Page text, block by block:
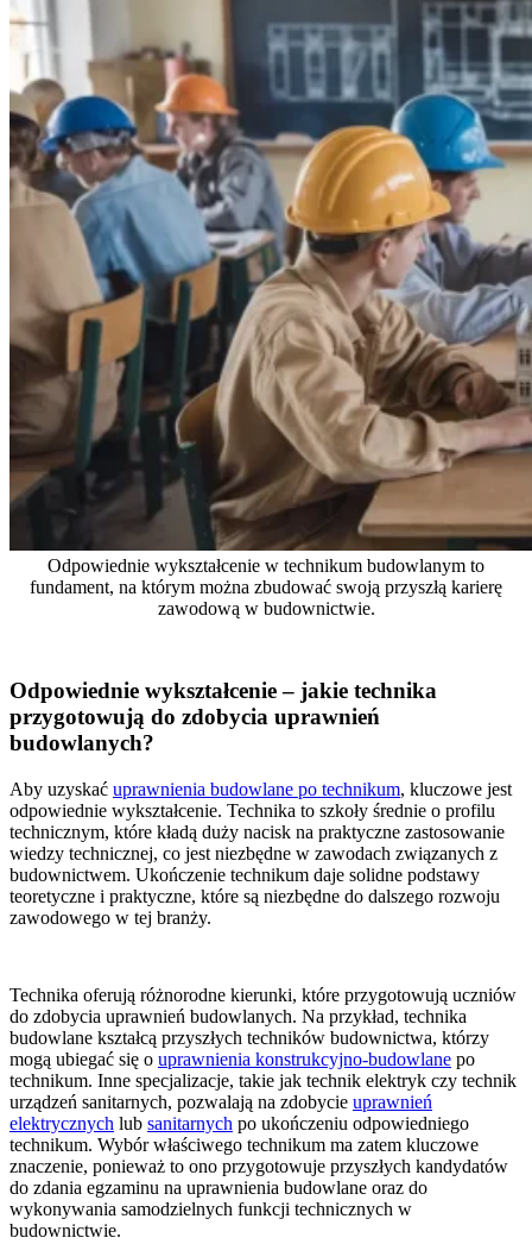
Odpowiednie wykształcenie w technikum budowlanym to
fundament, na którym można zbudować swoją przyszłą karierę
zawodową w budownictwie.
Odpowiednie wykształcenie – jakie technika
przygotowują do zdobycia uprawnień
budowlanych?
Aby uzyskać uprawnienia budowlane po technikum, kluczowe jest
odpowiednie wykształcenie. Technika to szkoły średnie o profilu
technicznym, które kładą duży nacisk na praktyczne zastosowanie
wiedzy technicznej, co jest niezbędne w zawodach związanych z
budownictwem. Ukończenie technikum daje solidne podstawy
teoretyczne i praktyczne, które są niezbędne do dalszego rozwoju
zawodowego w tej branży.
Technika oferują różnorodne kierunki, które przygotowują uczniów
do zdobycia uprawnień budowlanych. Na przykład, technika
budowlane kształcą przyszłych techników budownictwa, którzy
mogą ubiegać się o uprawnienia konstrukcyjno-budowlane po
technikum. Inne specjalizacje, takie jak technik elektryk czy technik
urządzeń sanitarnych, pozwalają na zdobycie uprawnień
elektrycznych lub sanitarnych po ukończeniu odpowiedniego
technikum. Wybór właściwego technikum ma zatem kluczowe
znaczenie, ponieważ to ono przygotowuje przyszłych kandydatów
do zdania egzaminu na uprawnienia budowlane oraz do
wykonywania samodzielnych funkcji technicznych w
budownictwie.